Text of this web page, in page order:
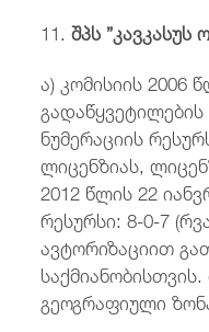
11.შპს ”კავკასუს
ა) კომისიის 2006
ნუმერაციის
ლიცენზიას,
2012 წლის 22
რესურსი: 8-0-7
ავტორიზაციით
გეოგრაფიული